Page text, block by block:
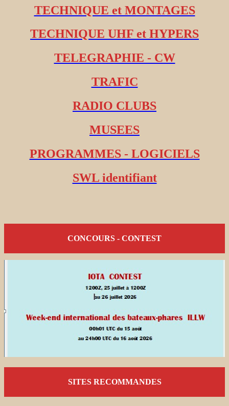
TECHNIQUE et MONTAGES
TECHNIQUE UHF et HYPERS
TELEGRAPHIE - CW
TRAFIC
RADIO CLUBS
MUSEES
PROGRAMMES - LOGICIELS
SWL identifiant
CONCOURS - CONTEST
SITES RECOMMANDES